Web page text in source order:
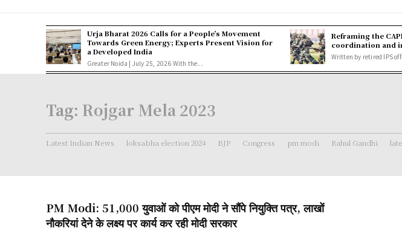
Urja Bharat 2026 Calls for a People’s Movement
Towards Green Energy; Experts Present Vision for
a Developed India
Greater Noida | July 25, 2026 With the...
Reframing the
coordination and
Written by retired IPS
Tag: Rojgar Mela 2023
Latest Indian News loksabha election 2024 BJP Congress pm modi Rahul Gandhi
PM Modi: 51,000 युवाओं को पीएम मोदी ने सौंपे नियुक्ति पत्र, लाखों
नौकरियां देने के लक्ष्य पर कार्य कर रही मोदी सरकार